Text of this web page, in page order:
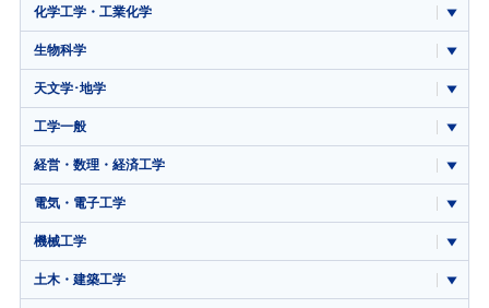
化学工学・工業化学
生物科学
天文学･地学
工学一般
経営・数理・経済工学
電気・電子工学
機械工学
土木・建築工学